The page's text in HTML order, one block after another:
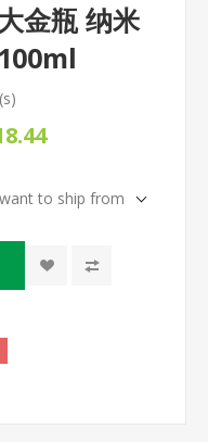
金瓶 纳米
to ship from